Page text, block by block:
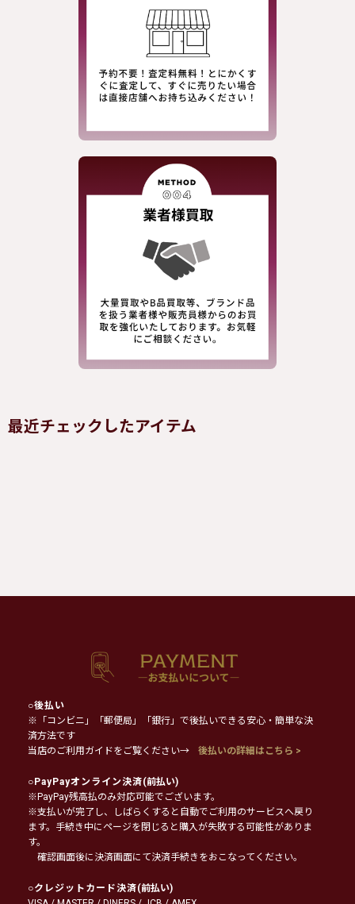
最近チェックしたアイテム
○後払い
※「コンビニ」「郵便局」「銀行」で後払いできる安心・簡単な決
済方法です
当店のご利用ガイドをご覧ください→
後払いの詳細はこちら >
○PayPayオンライン決済(前払い)
※PayPay残高払のみ対応可能でございます。
※支払いが完了し、しばらくすると自動でご利用のサービスへ戻り
ます。手続き中にページを閉じると購入が失敗する可能性がありま
す。
確認画面後に決済画面にて決済手続きをおこなってください。
○クレジットカード決済(前払い)